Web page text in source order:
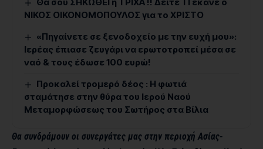
Θα σου ΣΗΚΩΘΕΙ η ΤΡΙΧΑ !! Δείτε ΤΙ έκανε ο
ΝΙΚΟΣ ΟΙΚΟΝΟΜΟΠΟΥΛΟΣ για το ΧΡΙΣΤΟ
«Πηγαίνετε σε ξενοδοχείο με την ευχή μου»:
Ιερέας έπιασε ζευγάρι να ερωτοτροπεί μέσα σε
ναό & τους έδωσε 100 ευρώ!
Προκαλεί τρομερό δέος : Η φωτιά
σταμάτησε στην θύρα του Ιερού Ναού
Μεταμορφώσεως του Σωτήρος στα Βίλια
Θα συνδράμουν οι συνεργάτες μας στην περιοχή Ασίας-